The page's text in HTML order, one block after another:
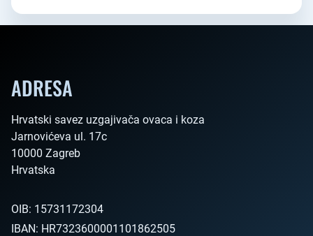
ADRESA
Hrvatski savez uzgajivača ovaca i koza
Jarnovićeva ul. 17c
10000 Zagreb
Hrvatska
OIB: 15731172304
IBAN: HR7323600001101862505